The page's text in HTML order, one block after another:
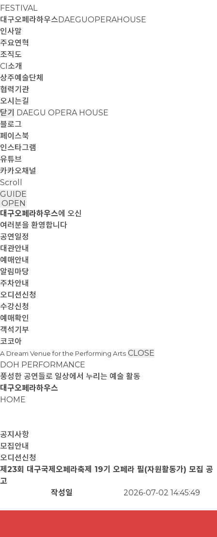
FESTIVAL
대구오페라하우스DAEGUOPERAHOUSE
인사말
주요연혁
조직도
CI소개
상주예술단체
협력기관
오시는길
닫기 DAEGU OPERA HOUSE
블로그
페이스북
인스타그램
유튜브
카카오채널
Scroll
GUIDE
OPEN
대구오페라하우스에 오신
여러분을 환영합니다
공연일정
대관안내
예매안내
알림마당
주차안내
오디션신청
수강신청
예매확인
객석기부
코코아
A Dream Venue for the Performing Arts CLOSE
DOH PERFORMANCE
풍성한 공연들로 일상에서 누리는 예술 활동
대구오페라하우스
HOME
공지사항
모집안내
오디션신청
제23회 대구국제오페라축제 19기 오페라 필(자원활동가) 모집 공
고
작성일
2026-07-02 14:45:49